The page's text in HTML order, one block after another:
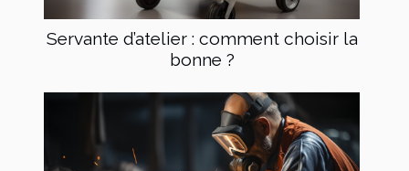
Servante d’atelier : comment choisir la
bonne ?